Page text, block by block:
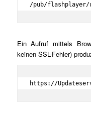
/pub/flashplayer/
Ein Aufruf mittels
keinen SSL-Fehler)
https://